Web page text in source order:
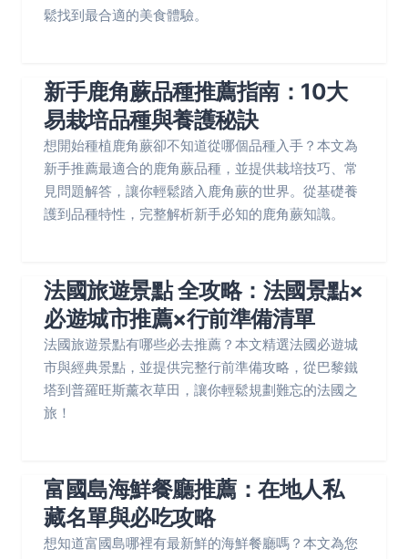
鬆找到最合適的美食體驗。
新手鹿角蕨品種推薦指南：10大
易栽培品種與養護秘訣
想開始種植鹿角蕨卻不知道從哪個品種入手？本文為
新手推薦最適合的鹿角蕨品種，並提供栽培技巧、常
見問題解答，讓你輕鬆踏入鹿角蕨的世界。從基礎養
護到品種特性，完整解析新手必知的鹿角蕨知識。
法國旅遊景點 全攻略：法國景點×
必遊城市推薦×行前準備清單
法國旅遊景點有哪些必去推薦？本文精選法國必遊城
市與經典景點，並提供完整行前準備攻略，從巴黎鐵
塔到普羅旺斯薰衣草田，讓你輕鬆規劃難忘的法國之
旅！
富國島海鮮餐廳推薦：在地人私
藏名單與必吃攻略
想知道富國島哪裡有最新鮮的海鮮餐廳嗎？本文為您